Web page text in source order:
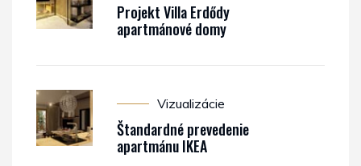
Projekt Villa Erdődy
apartmánové domy
Vizualizácie
Štandardné prevedenie
apartmánu IKEA